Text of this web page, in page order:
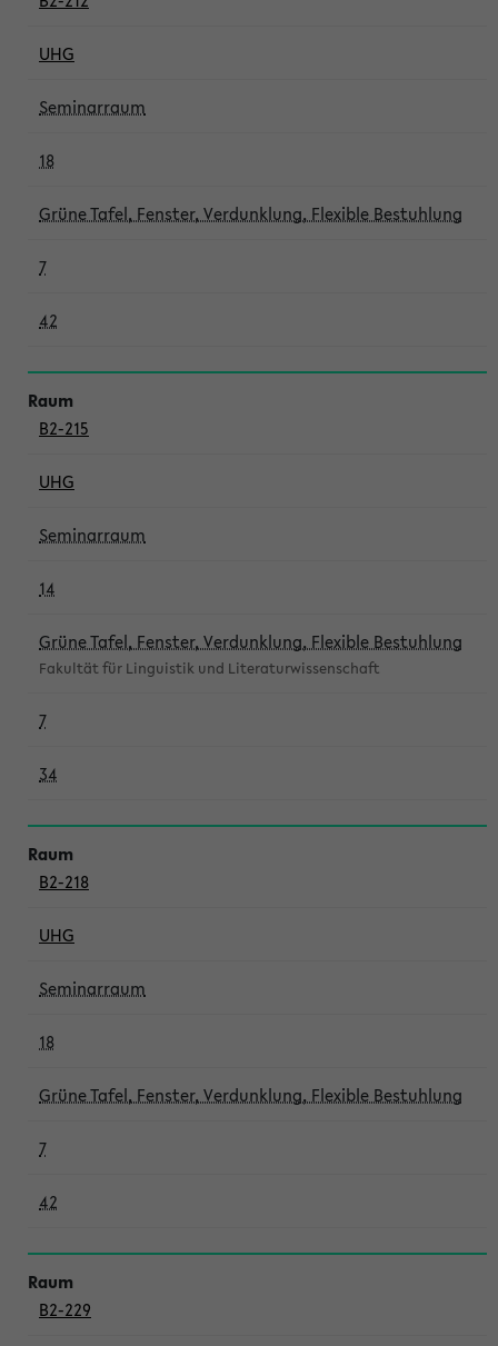
UHG
Seminarraum
18
Grüne Tafel, Fenster, Verdunklung, Flexible Bestuhlung
7
42
B2-215
UHG
Seminarraum
14
Grüne Tafel, Fenster, Verdunklung, Flexible Bestuhlung
Fakultät für Linguistik und Literaturwissenschaft
7
34
B2-218
UHG
Seminarraum
18
Grüne Tafel, Fenster, Verdunklung, Flexible Bestuhlung
7
42
B2-229